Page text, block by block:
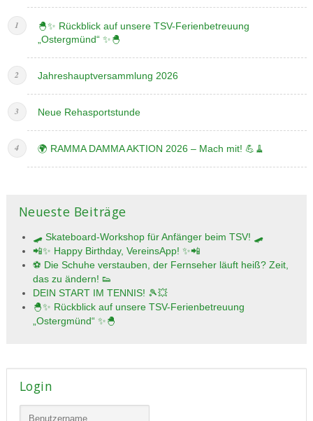
🐣✨ Rückblick auf unsere TSV-Ferienbetreuung
„Ostergmünd“ ✨🐣
Jahreshauptversammlung 2026
Neue Rehasportstunde
🌍 RAMMA DAMMA AKTION 2026 – Mach mit! 💪🧹
Neueste Beiträge
🛹 Skateboard-Workshop für Anfänger beim TSV! 🛹
📲✨ Happy Birthday, VereinsApp! ✨📲
⚽ Die Schuhe verstauben, der Fernseher läuft heiß? Zeit,
das zu ändern! 👟
DEIN START IM TENNIS! 🎾💥
🐣✨ Rückblick auf unsere TSV-Ferienbetreuung
„Ostergmünd“ ✨🐣
Login